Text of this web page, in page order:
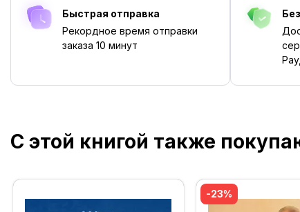
Быстрая отправка
Рекордное время отправки
заказа 10 минут
С этой книгой также
-23%